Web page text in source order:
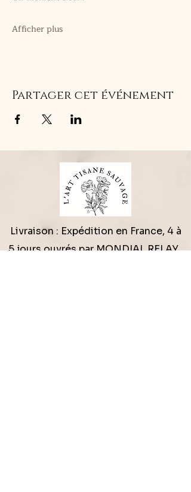
Afficher plus
Partager cet événement
Livraison : Expédition en France, 4 à
5 jours ouvrés par MONDIAL RELAY.